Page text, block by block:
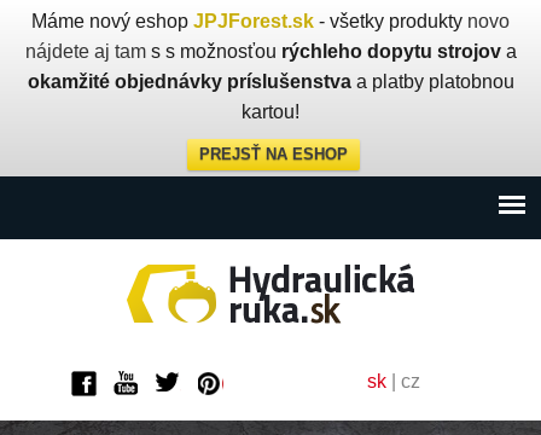
Máme nový eshop JPJForest.sk - všetky produkty novo
nájdete aj tams s možnosťou rýchleho dopytu strojova
okamžité objednávky príslušenstvaa platby platobnou
kartou!
PREJSŤ NA ESHOP
sk cz